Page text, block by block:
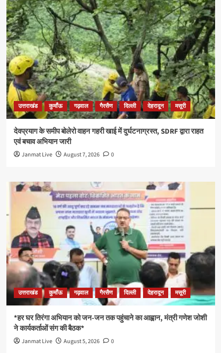
उत्तराखंड कुमाँऊ गढ़वाल गैरसैण दिल्ली देहरादून मसूरी
देवप्रयाग के समीप बोलेरो वाहन गहरी खाई में दुर्घटनाग्रस्त, SDRF द्वारा राहत
एवं बचाव अभियान जारी
Janmat Live August 7, 2026 0
उत्तराखंड कुमाँऊ गढ़वाल गैरसैण दिल्ली देहरादून मसूरी
*हर घर तिरंगा अभियान को जन-जन तक पहुंचाने का आह्वान, मंत्री गणेश जोशी
ने कार्यकर्ताओं संग की बैठक*
Janmat Live August 5, 2026 0